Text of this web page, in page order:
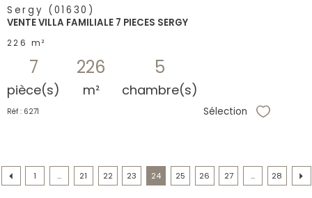
Sergy (01630)
VENTE VILLA FAMILIALE 7 PIECES SERGY
226 m²
7
pièce(s)
226
m²
5
chambre(s)
Réf : 6271 Sélection
1 ... 21 22 23 24 25 26 27 ... 28